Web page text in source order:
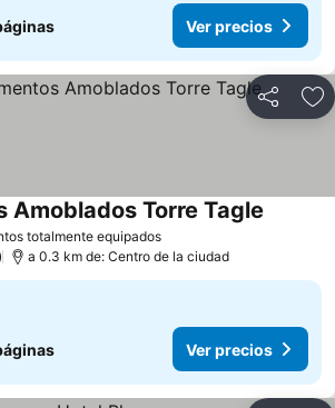
Ver precios
Compartir
totalmente equipadosVer precios
Amoblados Torre Tagle
a 0.3 km de: Centro de la ciudad
Ver precios